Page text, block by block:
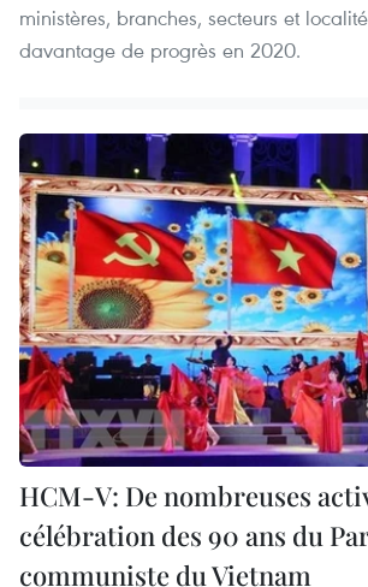
ministères, branches, secteurs et
davantage de progrès en 2020.
HCM-V: De nombreuses
célébration des 90 ans du
communiste du Vietnam